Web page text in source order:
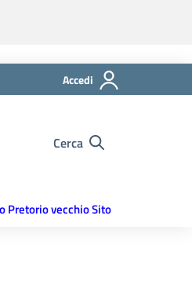
Accedi
Cerca
Pretorio vecchio Sito